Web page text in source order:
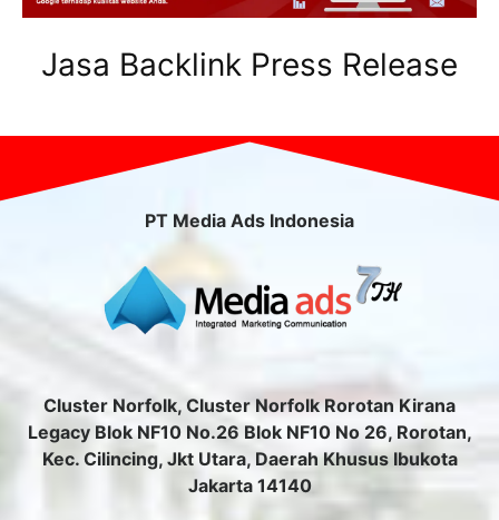
Jasa Backlink Press Release
PT Media Ads Indonesia
Cluster Norfolk, Cluster Norfolk Rorotan Kirana
Legacy Blok NF10 No.26 Blok NF10 No 26, Rorotan,
Kec. Cilincing, Jkt Utara, Daerah Khusus Ibukota
Jakarta 14140